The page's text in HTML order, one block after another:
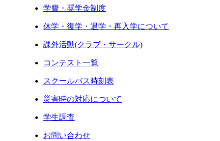
学費・奨学金制度
休学・復学・退学・再入学について
課外活動(クラブ・サークル)
コンテスト一覧
スクールバス時刻表
災害時の対応について
学生調査
お問い合わせ